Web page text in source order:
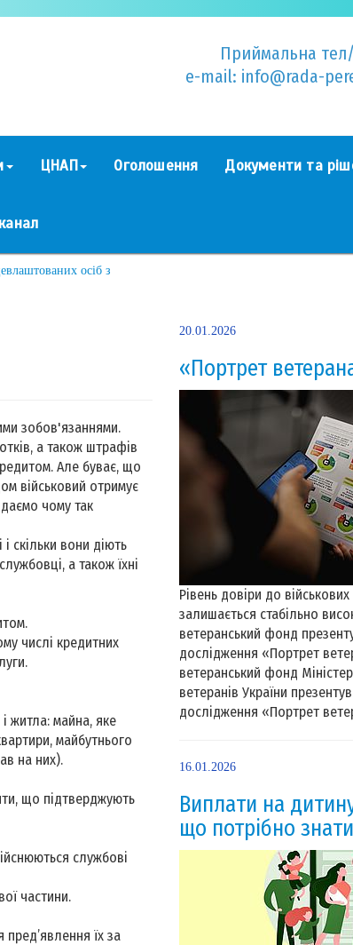
Приймальна
e-mail: info@rada-
ЦНАП Оголошення Документи та
осіб з
зобов'язаннями.
а також штрафів
Але буває, що
військовий отримує
чому так
скільки вони діють
а також їхні
числі кредитних
житла: майна, яке
майбутнього
на них).
що підтверджують
службові
частини.
пред’явлення їх за
20.01.2026
«Портрет
Рівень довіри до військових
залишається стабільно
ветеранський фонд
дослідження «Портрет
ветеранський фонд
ветеранів України
дослідження «Портрет
16.01.2026
Виплати на
що потрібно знати